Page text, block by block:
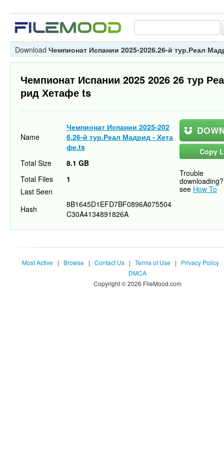
Download Чемпионат Испании 2025-2026.26-й тур.Реал
Чемпионат Испании 2025 2026 26 тур
рид Хетафе ts
Name
Чемпионат Испании 2025-202
6.26-й тур.Реал Мадрид - Хета
фе.ts
Copy
Trouble
downloading?
see How To
Total Size
8.1 GB
Total Files
1
Last Seen
Hash
8B1645D1EFD7BF0896A075504
C30A4134891826A
Most Active | Browse | Contact Us | Terms of Use | Privacy Policy
DMCA
Copyright © 2026 FileMood.com